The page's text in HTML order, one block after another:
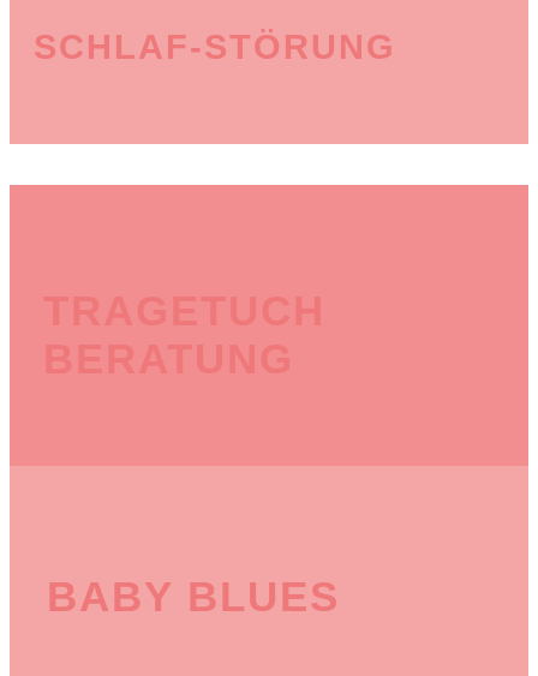
SCHLAF-STÖRUNG
BABY BLUES